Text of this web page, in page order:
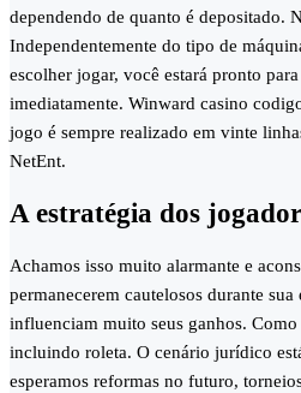
dependendo de quanto é depositado.
Independentemente do tipo de
escolher jogar, você estará pronto
imediatamente. Winward casino
jogo é sempre realizado em vinte
NetEnt.
A estratégia dos
Achamos isso muito alarmante e
permanecerem cautelosos durante
influenciam muito seus ganhos.
incluindo roleta. O cenário jurídico
esperamos reformas no futuro,